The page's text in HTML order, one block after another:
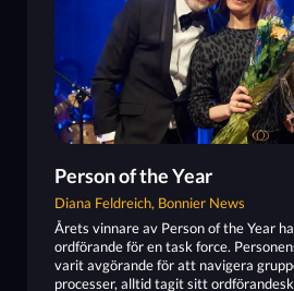
Person of the Year
Diana Feldreich, Bonnier News
Årets vinnare av Person of the Year
ordförande för en task force.
varit avgörande för att navigera
processer, alltid tagit sitt